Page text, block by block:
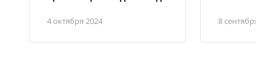
4 октября 2024 8 сентября